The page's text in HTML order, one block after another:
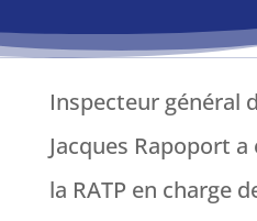
Inspecteur général
Jacques Rapoport
la RATP en charge